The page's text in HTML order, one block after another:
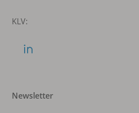
KLV:
Newsletter